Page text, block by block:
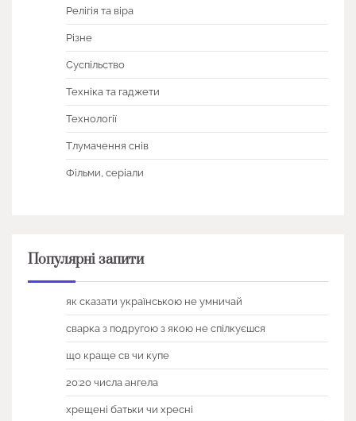
Релігія та віра
Різне
Суспільство
Техніка та гаджети
Технології
Тлумачення снів
Фільми, серіали
Популярні запити
як сказати українською не умничай
сварка з подругою з якою не спілкуєшся
що краще св чи купе
20:20 числа ангела
хрещені батьки чи хресні